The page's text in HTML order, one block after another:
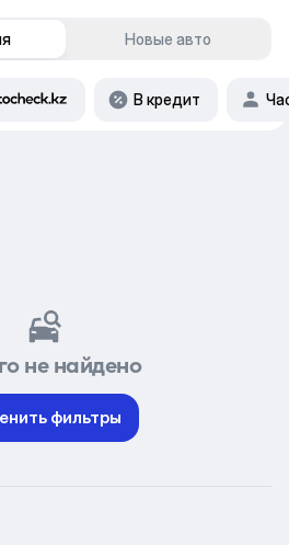
Новые авто
В кредит
не найдено
фильтры